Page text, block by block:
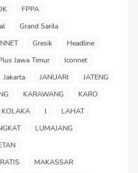
FPPA
Grand Sarila
Gresik
Headline
Jawa Timur
Iconnet
Jakarta JANUARI
JATENG
KARAWANG
KARO
KOLAKA l
LAHAT
LUMAJANG
MAKASSAR